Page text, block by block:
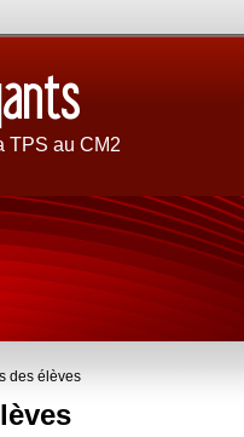
TPS au CM2
des élèves